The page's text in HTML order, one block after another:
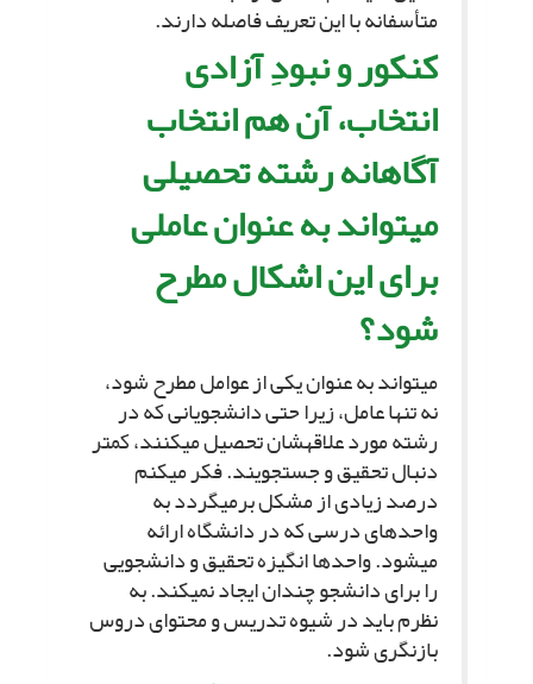
متأسفانه با این تعریف فاصله دارند.
کنکور و نبودِ آزادى
انتخاب، آن هم انتخاب
آگاهانه رشته تحصیلى
مى‏تواند به عنوان عاملى
براى این اشکال مطرح
شود؟
مى‏تواند به عنوان یکى از عوامل مطرح شود،
نه تنها عامل، زیرا حتى دانشجویانى که در
رشته مورد علاقه‏شان تحصیل مى‏کنند، کمتر
دنبال تحقیق و جستجویند. فکر مى‏کنم
درصد زیادى از مشکل برمى‏گردد به
واحدهاى درسى که در دانشگاه ارائه
مى‏شود. واحدها انگیزه تحقیق و دانش‏جویى
را براى دانشجو چندان ایجاد نمى‏کند. به
نظرم باید در شیوه تدریس و محتواى دروس
بازنگرى شود.